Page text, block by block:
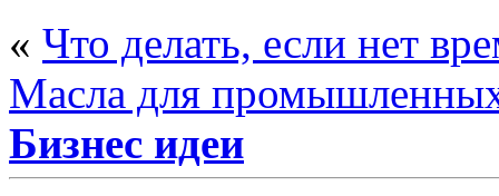
« Что делать, если нет
Масла для
Бизнес идеи